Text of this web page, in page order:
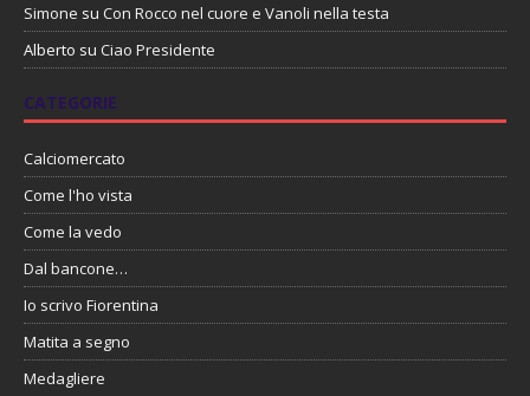
Simone su Con Rocco nel cuore e Vanoli nella testa
Alberto su Ciao Presidente
CATEGORIE
Calciomercato
Come l'ho vista
Come la vedo
Dal bancone…
Io scrivo Fiorentina
Matita a segno
Medagliere